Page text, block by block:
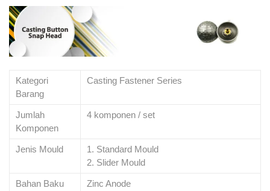
Kategori
Barang
Casting Fastener Series
Jumlah
Komponen
4 komponen / set
Jenis Mould
1. Standard Mould
2. Slider Mould
Bahan Baku Zinc Anode